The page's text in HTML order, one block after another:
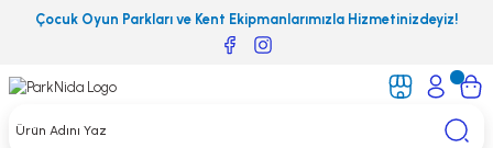
Çocuk Oyun Parkları ve Kent Ekipmanlarımızla Hizmetinizdeyiz!